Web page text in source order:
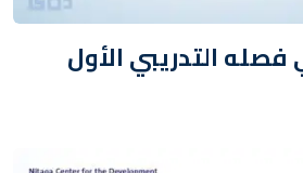
التدريبي الأول